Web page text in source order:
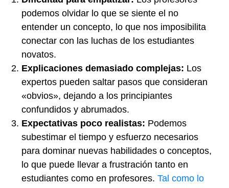
podemos olvidar lo que se siente el no
entender un concepto, lo que nos imposibilita
conectar con las luchas de los estudiantes
novatos.
Explicaciones demasiado complejas: Los
expertos pueden saltar pasos que consideran
«obvios», dejando a los principiantes
confundidos y abrumados.
Expectativas poco realistas: Podemos
subestimar el tiempo y esfuerzo necesarios
para dominar nuevas habilidades o conceptos,
lo que puede llevar a frustración tanto en
estudiantes como en profesores. Tal como lo